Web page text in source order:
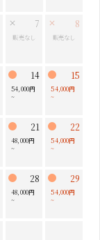
7
販売なし
8
販売なし
14
54,000円
~
15
54,000円
~
21
48,000円
~
22
54,000円
~
28
48,000円
~
29
54,000円
~